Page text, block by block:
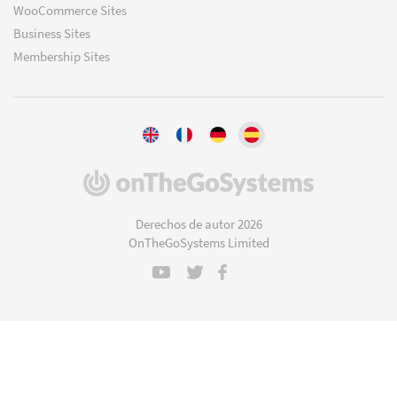
WooCommerce Sites
Business Sites
Membership Sites
(se
Derechos de autor 2026
OnTheGoSystems Limited